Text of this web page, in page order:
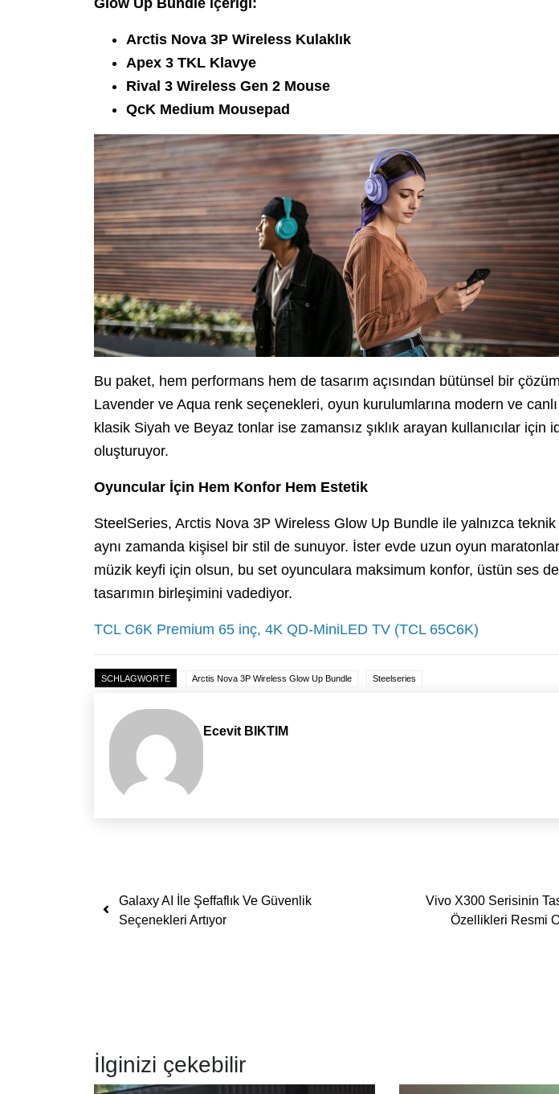
Arctis Nova 3P Wireless Kulaklık
Apex 3 TKL Klavye
Rival 3 Wireless Gen 2 Mouse
QcK Medium Mousepad
Bu paket, hem performans hem de tasarım açısından bütünsel bir
Lavender ve Aqua renk seçenekleri, oyun kurulumlarına modern ve
klasik Siyah ve Beyaz tonlar ise zamansız şıklık arayan kullanıcılar için
oluşturuyor.
Oyuncular İçin Hem Konfor Hem Estetik
SteelSeries, Arctis Nova 3P Wireless Glow Up Bundle ile yalnızca
aynı zamanda kişisel bir stil de sunuyor. İster evde uzun oyun
müzik keyfi için olsun, bu set oyunculara maksimum konfor, üstün ses
tasarımın birleşimini vadediyor.
TCL C6K Premium 65 inç, 4K QD-MiniLED TV (TCL 65C6K)
SCHLAGWORTE Arctis Nova 3P Wireless Glow Up Bundle Steelseries
Ecevit BIKTIM
Yazı dolaşımı
Galaxy AI İle Şeffaflık Ve Güvenlik
Seçenekleri Artıyor
Vivo X300 Serisinin
Özellikleri Resmi
İlginizi çekebilir